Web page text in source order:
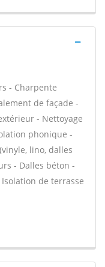
- Charpente
de façade -
- Nettoyage
phonique -
lino, dalles
- Dalles béton -
de terrasse